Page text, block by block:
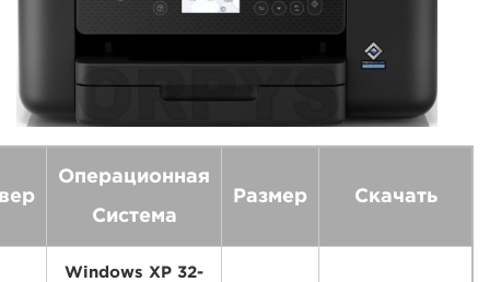
Операционная
Система
Размер Скачать
Windows XP 32-